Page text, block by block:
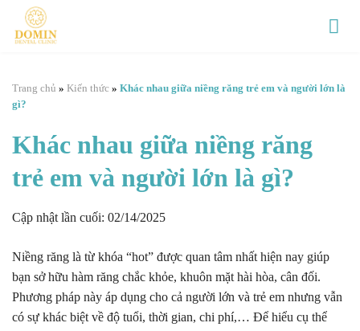
Chuyển
đến
Trang chủ » Kiến thức » Khác nhau giữa niềng răng trẻ em và người lớn là
gì?
Khác nhau giữa niềng răng
trẻ em và người lớn là gì?
Cập nhật lần cuối: 02/14/2025
Niềng răng là từ khóa “hot” được quan tâm nhất hiện nay giúp
bạn sở hữu hàm răng chắc khỏe, khuôn mặt hài hòa, cân đối.
Phương pháp này áp dụng cho cả người lớn và trẻ em nhưng vẫn
có sự khác biệt về độ tuổi, thời gian, chi phí,… Để hiểu cụ thể